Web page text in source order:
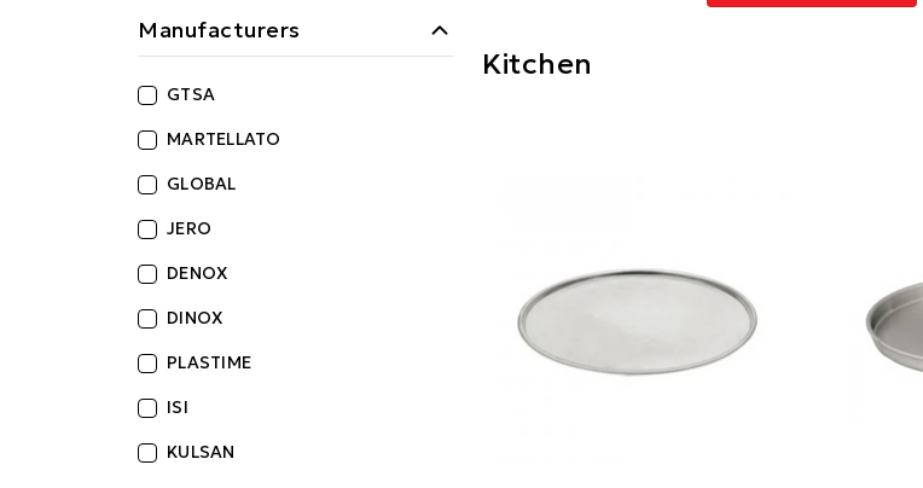
Kitchen
Manufacturers
GTSA
MARTELLATO
GLOBAL
JERO
DENOX
DINOX
PLASTIME
ISI
KULSAN